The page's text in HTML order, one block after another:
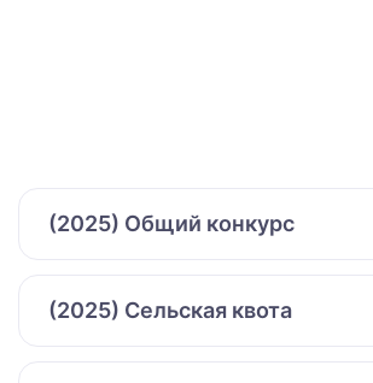
(2025) Общий конкурс
(2025) Сельская квота